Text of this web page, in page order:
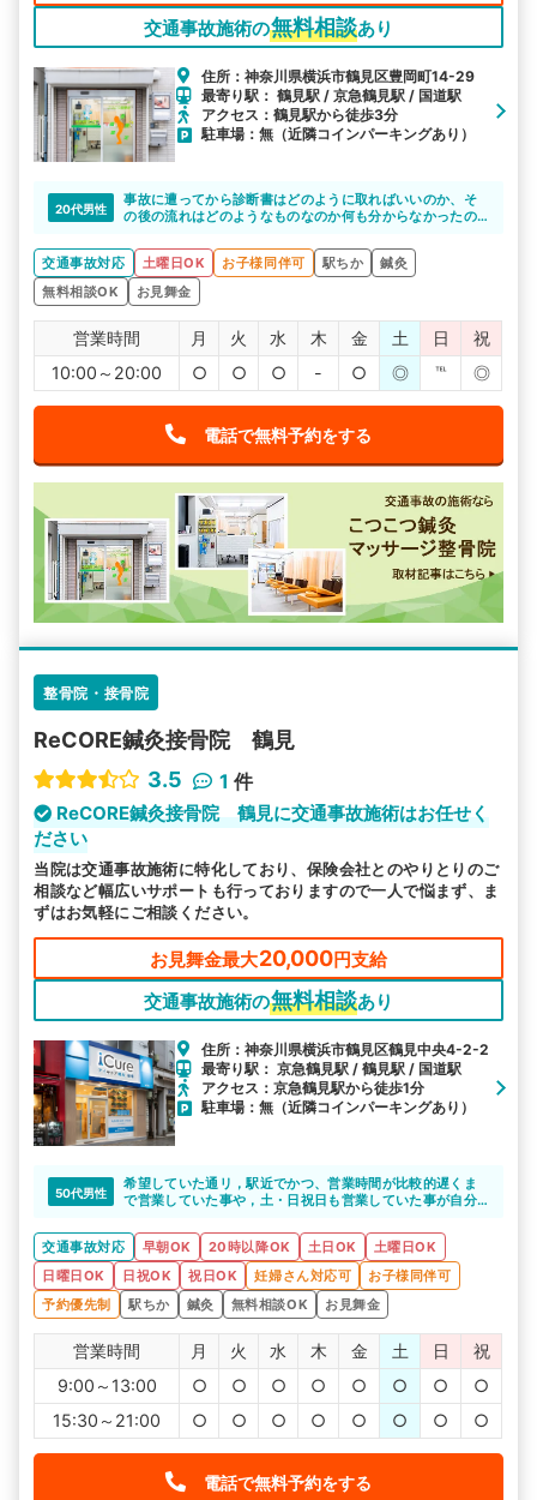
交通事故施術の無料相談あり
住所：神奈川県横浜市鶴見区豊岡町14-29
最寄り駅： 鶴見駅 / 京急鶴見駅 / 国道駅
アクセス：鶴見駅から徒歩3分
駐車場：無（近隣コインパーキングあり）
20代男性
事故に遭ってから診断書はどのように取ればいいのか、そ
の後の流れはどのようなものなのか何も分からなかったの
イスしてもらえて心強く感じました。
交通事故対応 土曜日OK お子様同伴可 駅ちか
鍼灸
無料相談OK
お見舞金
営業時間 月 火 水 木 金 土 日
祝
10:00～20:00
○ ○ ○ - ○ ◎ ℡ ◎
電話で無料予約をする
整骨院・接骨院
ReCORE鍼灸接骨院 鶴見
3.5
1 件
ReCORE鍼灸接骨院 鶴見に交通事故施術はお任せく
ださい
当院は交通事故施術に特化しており、保険会社とのやりとりのご
相談など幅広いサポートも行っておりますので一人で悩まず、ま
ずはお気軽にご相談ください。
お見舞金最大20,000円支給
交通事故施術の無料相談あり
住所：神奈川県横浜市鶴見区鶴見中央4-2-2
最寄り駅： 京急鶴見駅 / 鶴見駅 / 国道駅
アクセス：京急鶴見駅から徒歩1分
駐車場：無（近隣コインパーキングあり）
50代男性
希望していた通リ，駅近でかつ、営業時間が比較的遅くま
で営業していた事や，土・日祝日も営業していた事が自分
交通事故対応
早朝OK 20時以降OK 土日OK
土曜日OK
日曜日OK
日祝OK 祝日OK 妊婦さん対応可
お子様同伴可
予約優先制
駅ちか 鍼灸 無料相談OK お見舞金
営業時間 月 火 水 木 金 土 日
祝
9:00～13:00
○ ○ ○ ○ ○ ○ ○
○
15:30～21:00
○ ○ ○ ○ ○ ○ ○ ○
電話で無料予約をする